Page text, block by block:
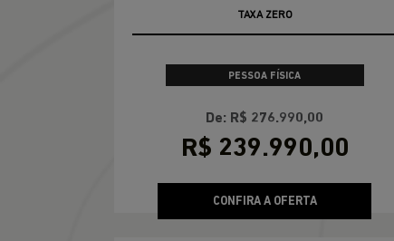
OFERTA RELÂMPAGO
PESSOA FÍSICA
De: R$ 276.990,00
R$ 239.990,00
CONFIRA A OFERTA